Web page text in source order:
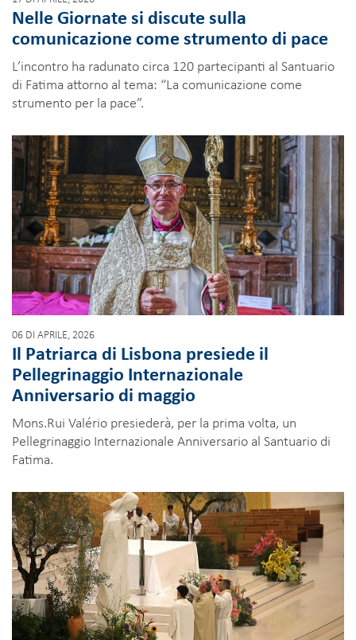
Nelle Giornate si discute sulla
comunicazione come strumento di pace
L’incontro ha radunato circa 120 partecipanti al Santuario
di Fatima attorno al tema: “La comunicazione come
strumento per la pace”.
06 DI APRILE, 2026
Il Patriarca di Lisbona presiede il
Pellegrinaggio Internazionale
Anniversario di maggio
Mons.Rui Valério presiederà, per la prima volta, un
Pellegrinaggio Internazionale Anniversario al Santuario di
Fatima.